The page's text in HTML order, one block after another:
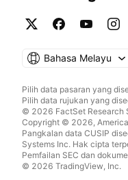
Bahasa Melayu
Pilih data pasaran yang
Pilih data rujukan yang
© 2026 FactSet Research
Copyright © 2026,
Pangkalan data CUSIP
Systems Inc. Hak cipta
Pemfailan SEC dan
© 2026 TradingView, Inc.